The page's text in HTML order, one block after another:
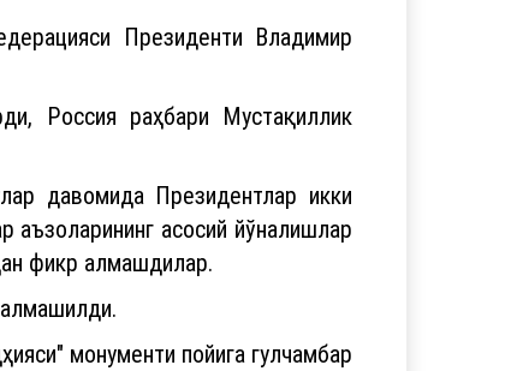
Президенти Владимир
Россия раҳбари Мустақиллик
давомида Президентлар икки
аъзоларининг асосий йўналишлар
фикр алмашдилар.
монументи пойига гулчамбар